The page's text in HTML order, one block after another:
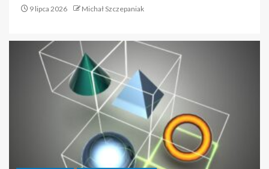
9 lipca 2026 Michał Szczepaniak